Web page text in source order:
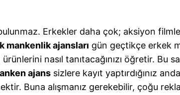
Erkekler daha çok; aksiyon
mankenlik ajansları gün geçtikçe erkek
nasıl tanıtacağınızı öğretir. Bu
ajans sizlere kayıt yaptırdığınız
Buna alışmanız gerekebilir, çoğu